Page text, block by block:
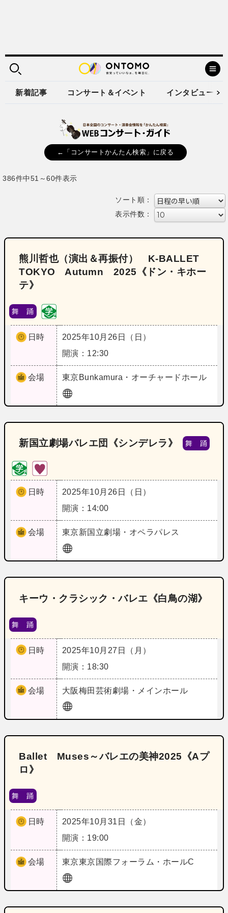
新着記事 コンサート＆イベント インタビュー
←「コンサートかんたん検索」に戻る
386件中51～60件表示
ソート順：
表示件数：
熊川哲也（演出＆再振付） K-BALLET
TOKYO Autumn 2025《ドン・キホー
テ》
舞 踊
日時
2025年10月26日（日）
開演：12:30
会場 東京Bunkamura・オーチャードホール
新国立劇場バレエ団《シンデレラ》 舞 踊
日時
2025年10月26日（日）
開演：14:00
会場 東京新国立劇場・オペラパレス
キーウ・クラシック・バレエ《白鳥の湖》
舞 踊
日時
2025年10月27日（月）
開演：18:30
会場 大阪梅田芸術劇場・メインホール
Ballet Muses～バレエの美神2025《Aプ
ロ》
舞 踊
日時
2025年10月31日（金）
開演：19:00
会場 東京東京国際フォーラム・ホールC